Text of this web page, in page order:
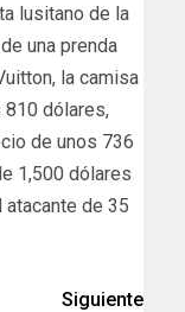
lusitano de la
una prenda
la camisa
810 dólares,
de unos 736
1,500 dólares
de 35
Siguiente